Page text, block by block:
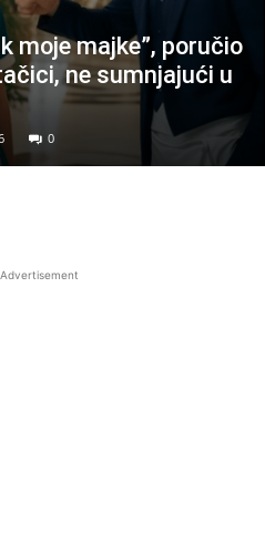
moje majke”, poručio
ne sumnjajući u
0